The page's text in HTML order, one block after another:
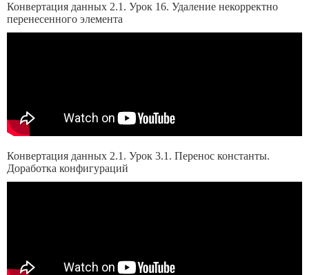
Конвертация данных 2.1. Урок 16. Удаление некорректно
перенесенного элемента
Конвертация данных 2.1. Урок 3.1. Перенос константы.
Доработка конфигураций